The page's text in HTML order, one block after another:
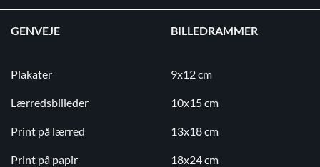
GENVEJE
Plakater
Lærredsbilleder
Print på lærred
Print på papir
BILLEDRAMMER
9x12 cm
10x15 cm
13x18 cm
18x24 cm